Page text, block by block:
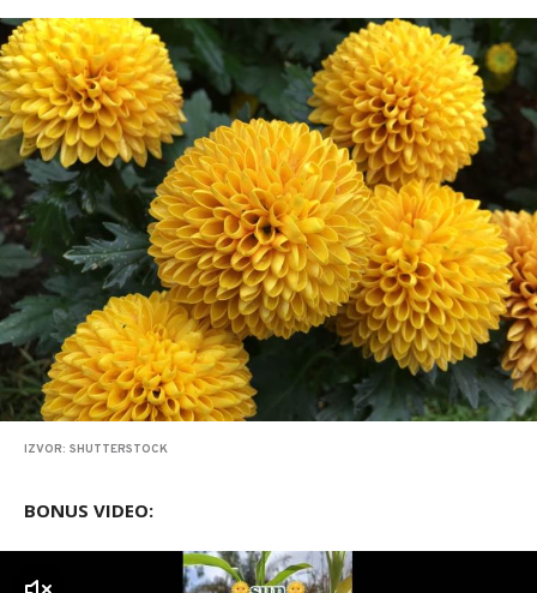
IZVOR: SHUTTERSTOCK
BONUS VIDEO: